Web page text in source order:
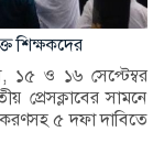
শিক্ষকদের
১৫ ও ১৬ সেপ্টেম্বর
প্রেসক্লাবের সামনে
৫ দফা দাবিতে